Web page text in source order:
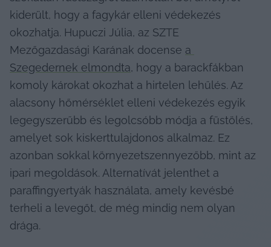
kiderült, hogy a fagykár elleni védekezés
okozhatja. Hupuczi Júlia, az SZTE
Mezőgazdasági Karának docense a
Szegedernek elmondta, hogy a barackfákban
komoly károkat okozhat a hirtelen lehűlés. Az
alacsony hőmérséklet elleni védekezés egyik
legegyszerűbb és legolcsóbb módja a füstölés,
amelyet sok kiskerttulajdonos alkalmaz. Ez
azonban sokkal környezetszennyezőbb, mint az
ipari megoldások. Alternatívát jelenthet a
paraffingyertyák használata, amely kevésbé
terheli a levegőt, de még mindig nem olyan
drága.